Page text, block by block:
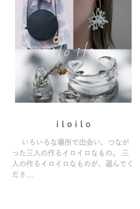
i l o i l o
いろいろな場所で出会い、つなが
った三人の作るイロイロなもの。 三
人の作るイロイロなものが、選んでく
ださ...